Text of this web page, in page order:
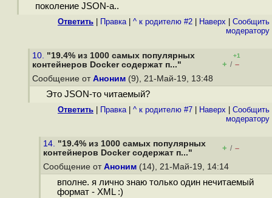
поколение JSON-а..
Ответить Правка| ^ к родителю #2 Наверх
Cообщить
модератору
10. "19.4% из 1000 самых популярных
контейнеров Docker содержат п..."
+1
+ / –
Сообщение от Аноним (9), 21-Май-19, 13:48
Это JSON-то читаемый?
Ответить Правка| ^ к родителю #7 Наверх
Cообщить
модератору
14. "19.4% из 1000 самых популярных
контейнеров Docker содержат п..."
+ / –
Сообщение от Аноним (14), 21-Май-19, 14:14
вполне. я лично знаю только один нечитаемый
формат - XML :)